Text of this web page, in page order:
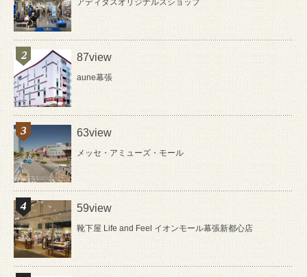
アディダスオリジナルスショップ
87view
aune幕張
63view
メッセ・アミューズ・モール
59view
靴下屋 Life and Feel イオンモール幕張新都心店